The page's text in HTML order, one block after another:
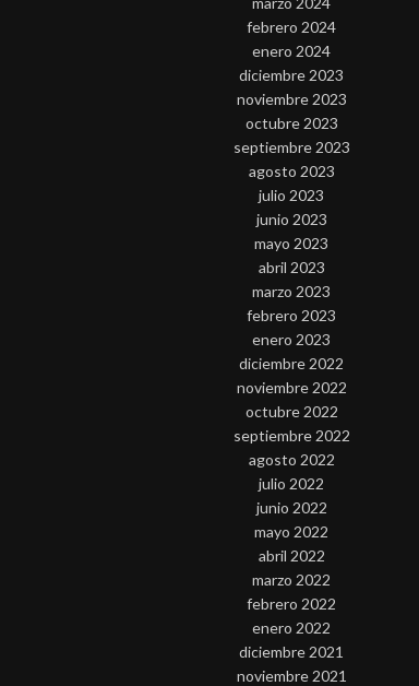
febrero 2024
enero 2024
diciembre 2023
noviembre 2023
octubre 2023
septiembre 2023
agosto 2023
julio 2023
junio 2023
mayo 2023
abril 2023
marzo 2023
febrero 2023
enero 2023
diciembre 2022
noviembre 2022
octubre 2022
septiembre 2022
agosto 2022
julio 2022
junio 2022
mayo 2022
abril 2022
marzo 2022
febrero 2022
enero 2022
diciembre 2021
noviembre 2021